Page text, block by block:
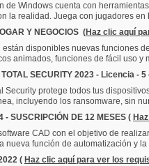
de Windows cuenta con
la realidad. Juega con jugadores
Y NEGOCIOS (Haz clic aquí
están disponibles nuevas funciones
animados, funciones de fácil uso y
TOTAL SECURITY 2023 - Licencia -
Security protege todos tus
incluyendo los ransomware, sin
- SUSCRIPCIÓN DE 12 MESES (
CAD con el objetivo de
nueva función de automatización y
( Haz clic aquí para ver los